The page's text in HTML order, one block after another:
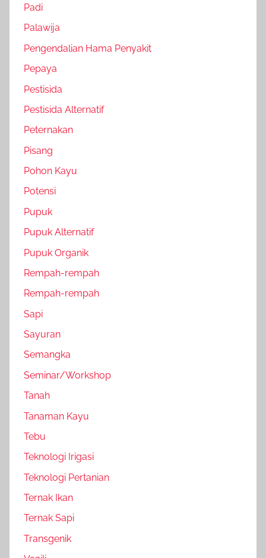
Padi
Palawija
Pengendalian Hama Penyakit
Pepaya
Pestisida
Pestisida Alternatif
Peternakan
Pisang
Pohon Kayu
Potensi
Pupuk
Pupuk Alternatif
Pupuk Organik
Rempah-rempah
Rempah-rempah
Sapi
Sayuran
Semangka
Seminar/Workshop
Tanah
Tanaman Kayu
Tebu
Teknologi Irigasi
Teknologi Pertanian
Ternak Ikan
Ternak Sapi
Transgenik